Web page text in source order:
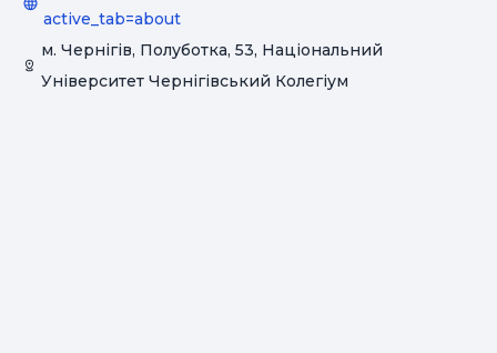
active_tab=about
м. Чернігів, Полуботка, 53, Національний
Університет Чернігівський Колегіум